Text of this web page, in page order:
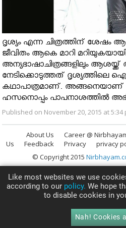
ദൃശ്യം എന്ന ചിത്രത്തിന് ശേഷം
ജീവിതം ആകെ മാറി
അന്യഭാഷാചിത്രങ്ങളിലും
നേടിക്കൊടുത്തത് ദൃശ്യത്തിലെ
കഥാപാത്രമാണ്.
ഹസനൊപ്പം പാപനാശത്തില്‍
Published on November 20, 2015 at 5:34
About Us Career @
Us
Feedback Privacy privacy
© Copyright 2015
Like most websites we use
according to our policy. We hope
to disable cookies in
Nah! Cookies